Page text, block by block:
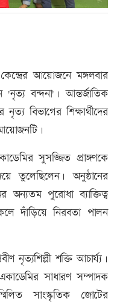
আয়োজনে মঙ্গলবার
'নৃত্য বন্দনা'। আন্তর্জাতিক
বিভাগের শিক্ষার্থীদের
সুসজ্জিত প্রাঙ্গণকে
তুলেছিলেন। অনুষ্ঠানের
অন্যতম পুরোধা ব্যাক্তিত্ব
দাঁড়িয়ে নিরবতা পালন
নৃত্যশিল্পী শক্তি আচার্য্য।
সাধারণ সম্পাদক
সাংস্কৃতিক জোটের